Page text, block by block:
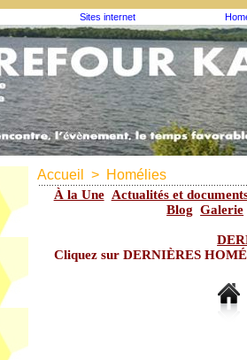
Sites internet
Accueil > Homélies
À la Une Actualités et
Blog Galerie
Cliquez sur DERNIÈRES